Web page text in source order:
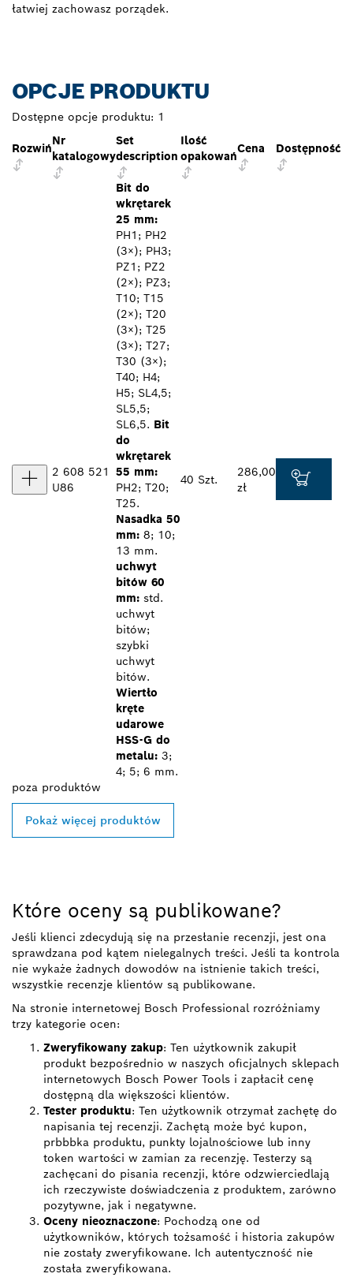
łatwiej zachowasz porządek.
OPCJE PRODUKTU
Dostępne opcje produktu: 1
Rozwiń
Nr
katalogowy
Set
description
Ilość
opakowań
Cena Dostępność
2 608 521
U86
Bit do
wkrętarek
25 mm:
PH1; PH2
(3×); PH3;
PZ1; PZ2
(2×); PZ3;
T10; T15
(2×); T20
(3×); T25
(3×); T27;
T30 (3×);
T40; H4;
H5; SL4,5;
SL5,5;
SL6,5. Bit
do
wkrętarek
55 mm:
PH2; T20;
T25.
Nasadka 50
mm: 8; 10;
13 mm.
uchwyt
bitów 60
mm: std.
uchwyt
bitów;
szybki
uchwyt
bitów.
Wiertło
kręte
udarowe
HSS-G do
metalu: 3;
4; 5; 6 mm.
40 Szt.
286,00
zł
poza produktów
Pokaż więcej produktów
Które oceny są publikowane?
Jeśli klienci zdecydują się na przesłanie recenzji, jest ona
sprawdzana pod kątem nielegalnych treści. Jeśli ta kontrola
nie wykaże żadnych dowodów na istnienie takich treści,
wszystkie recenzje klientów są publikowane.
Na stronie internetowej Bosch Professional rozróżniamy
trzy kategorie ocen:
Zweryfikowany zakup: Ten użytkownik zakupił
produkt bezpośrednio w naszych oficjalnych sklepach
internetowych Bosch Power Tools i zapłacił cenę
dostępną dla większości klientów.
Tester produktu: Ten użytkownik otrzymał zachętę do
napisania tej recenzji. Zachętą może być kupon,
prbbbka produktu, punkty lojalnościowe lub inny
token wartości w zamian za recenzję. Testerzy są
zachęcani do pisania recenzji, które odzwierciedlają
ich rzeczywiste doświadczenia z produktem, zarówno
pozytywne, jak i negatywne.
Oceny nieoznaczone: Pochodzą one od
użytkowników, których tożsamość i historia zakupów
nie zostały zweryfikowane. Ich autentyczność nie
została zweryfikowana.